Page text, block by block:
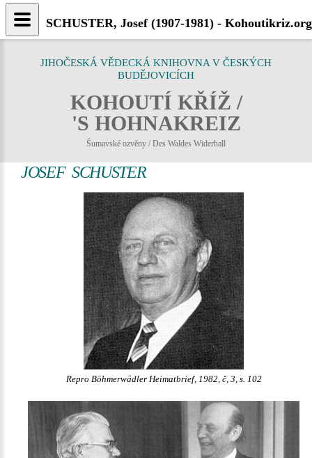
JIHOČESKÁ VĚDECKÁ KNIHOVNA V ČESKÝCH
BUDĚJOVICÍCH
KOHOUTÍ KŘÍŽ /
'S HOHNAKREIZ
Šumavské ozvěny / Des Waldes Widerhall
JOSEF SCHUSTER
Repro Böhmerwädler Heimatbrief, 1982, č, 3, s. 102
SCHUSTER, Josef (1907-1981) - Kohoutikriz.org